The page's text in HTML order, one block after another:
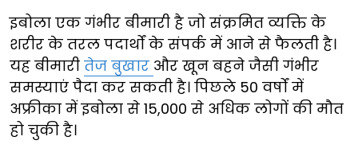
इबोला एक गंभीर बीमारी है जो संक्रमित व्यक्ति के
शरीर के तरल पदार्थों के संपर्क में आने से फैलती है।
यह बीमारी तेज बुखार और खून बहने जैसी गंभीर
समस्याएं पैदा कर सकती है। पिछले 50 वर्षों में
अफ्रीका में इबोला से 15,000 से अधिक लोगों की मौत
हो चुकी है।